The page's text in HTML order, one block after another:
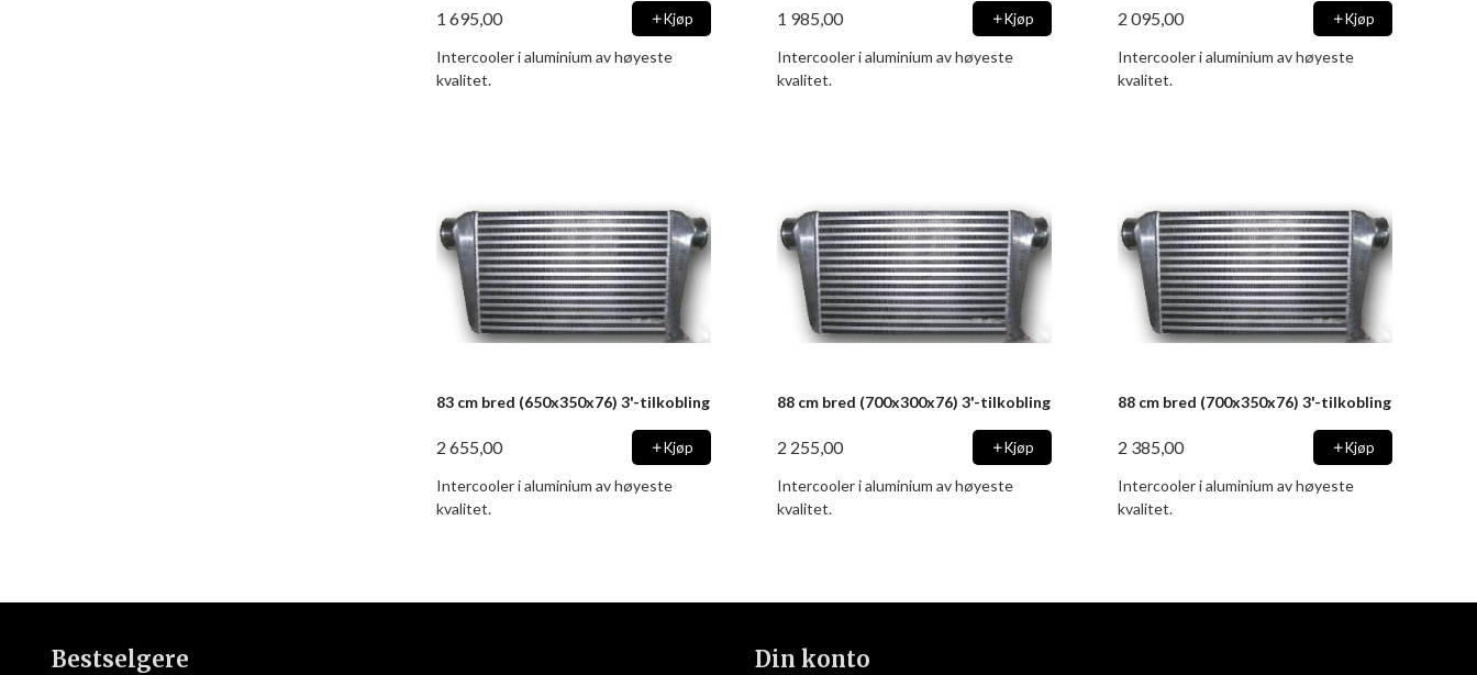
1 695,00 Kjøp
Intercooler i aluminium av høyeste
kvalitet.
1 985,00 Kjøp
Intercooler i aluminium av høyeste
kvalitet.
2 095,00 Kjøp
Intercooler i aluminium av høyeste
kvalitet.
83 cm bred (650x350x76) 3'-tilkobling
2 655,00 Kjøp
Intercooler i aluminium av høyeste
kvalitet.
88 cm bred (700x300x76) 3'-tilkobling
2 255,00 Kjøp
Intercooler i aluminium av høyeste
kvalitet.
88 cm bred (700x350x76) 3'-tilkobling
2 385,00 Kjøp
Intercooler i aluminium av høyeste
kvalitet.
Bestselgere Din konto